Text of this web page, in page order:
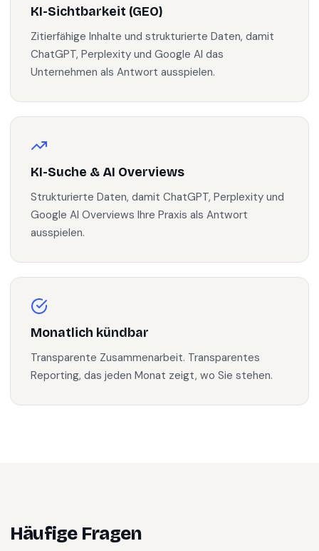
KI-Sichtbarkeit (GEO)
Zitierfähige Inhalte und strukturierte Daten, damit
ChatGPT, Perplexity und Google AI das
Unternehmen als Antwort ausspielen.
KI-Suche & AI Overviews
Strukturierte Daten, damit ChatGPT, Perplexity und
Google AI Overviews Ihre Praxis als Antwort
ausspielen.
Monatlich kündbar
Transparente Zusammenarbeit. Transparentes
Reporting, das jeden Monat zeigt, wo Sie stehen.
Häufige Fragen